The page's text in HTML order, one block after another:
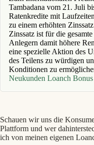
Tambadana vom 21. Juli
Ratenkredite mit
zu einem erhöhten
Zinssatz ist für die
Anlegern damit höhere
eine spezielle Aktion des
des Teilens zu würdigen
Konditionen zu
Neukunden Loanch Bonus
Schauen wir uns die
Plattform und wer
ich von meinen eigenen